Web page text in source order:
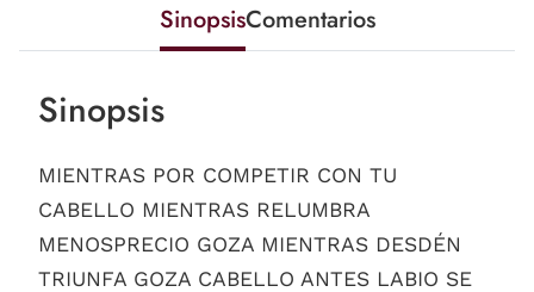
SinopsisComentarios
Sinopsis
MIENTRAS POR COMPETIR CON TU
CABELLO MIENTRAS RELUMBRA
MENOSPRECIO GOZA MIENTRAS DESDÉN
TRIUNFA GOZA CABELLO ANTES LABIO SE